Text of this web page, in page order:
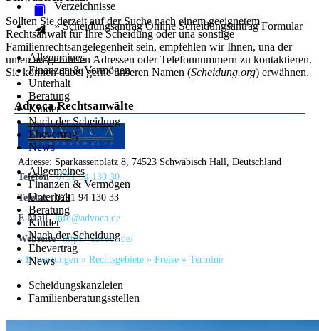
Verzeichnisse
» Scheidungsantrag Online Scheidungsantrag Formular
Allgemeines
Finanzen & Vermögen
Unterhalt
Beratung
Kinder
Nach der Scheidung
Ehevertrag
News
Allgemeines
Finanzen & Vermögen
Unterhalt
Beratung
Kinder
Nach der Scheidung
Ehevertrag
News
Scheidungskanzleien
Familienberatungsstellen
Sollten Sie derzeit auf der Suche nach einem geeignetem
Rechtsanwalt für Ihre Scheidung oder una sonstige
Familienrechtsangelegenheit sein, empfehlen wir Ihnen, una der
unten aufgeführten Adressen oder Telefonnummern zu kontaktieren.
Sie können dabei gerne unseren Namen (Scheidung.org) erwähnen.
Advoca Rechtsanwälte
Adresse: Sparkassenplatz 8, 74523 Schwäbisch Hall, Deutschland
Telefon
0791 94 130 30
Telefax
0791 94 130 33
E-Mail
info@advoca.de
Webseite
https://advoca.de/
» Bewertungen » Rechtsgebiete » Preise » Termine